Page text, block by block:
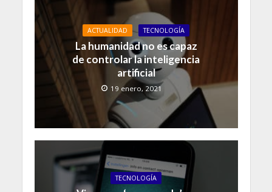
ACTUALIDAD TECNOLOGÍA
La humanidad no es capaz
de controlar la inteligencia
artificial
19 enero, 2021
TECNOLOGÍA